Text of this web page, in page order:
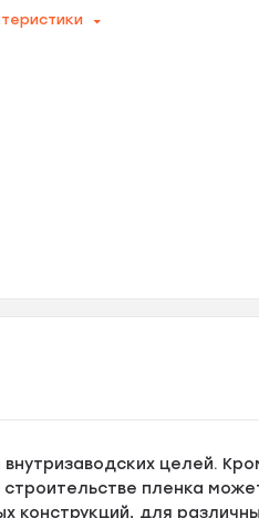
целей.
пленка
конструкций, для